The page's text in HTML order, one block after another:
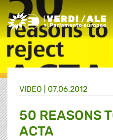
Greens/EFA Home
VIDEO | 07.06.2012
50 REASONS
ACTA